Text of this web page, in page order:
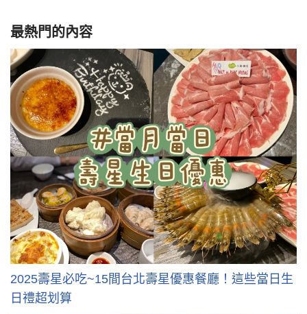
最熱門的內容
2025壽星必吃~15間台北壽星優惠餐廳！這些當日生
日禮超划算